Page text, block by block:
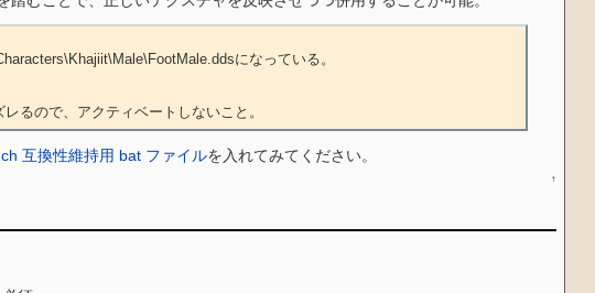
るので、アクティベートしないこと。
互換性維持用 bat ファイルを入れてみてください。
↑